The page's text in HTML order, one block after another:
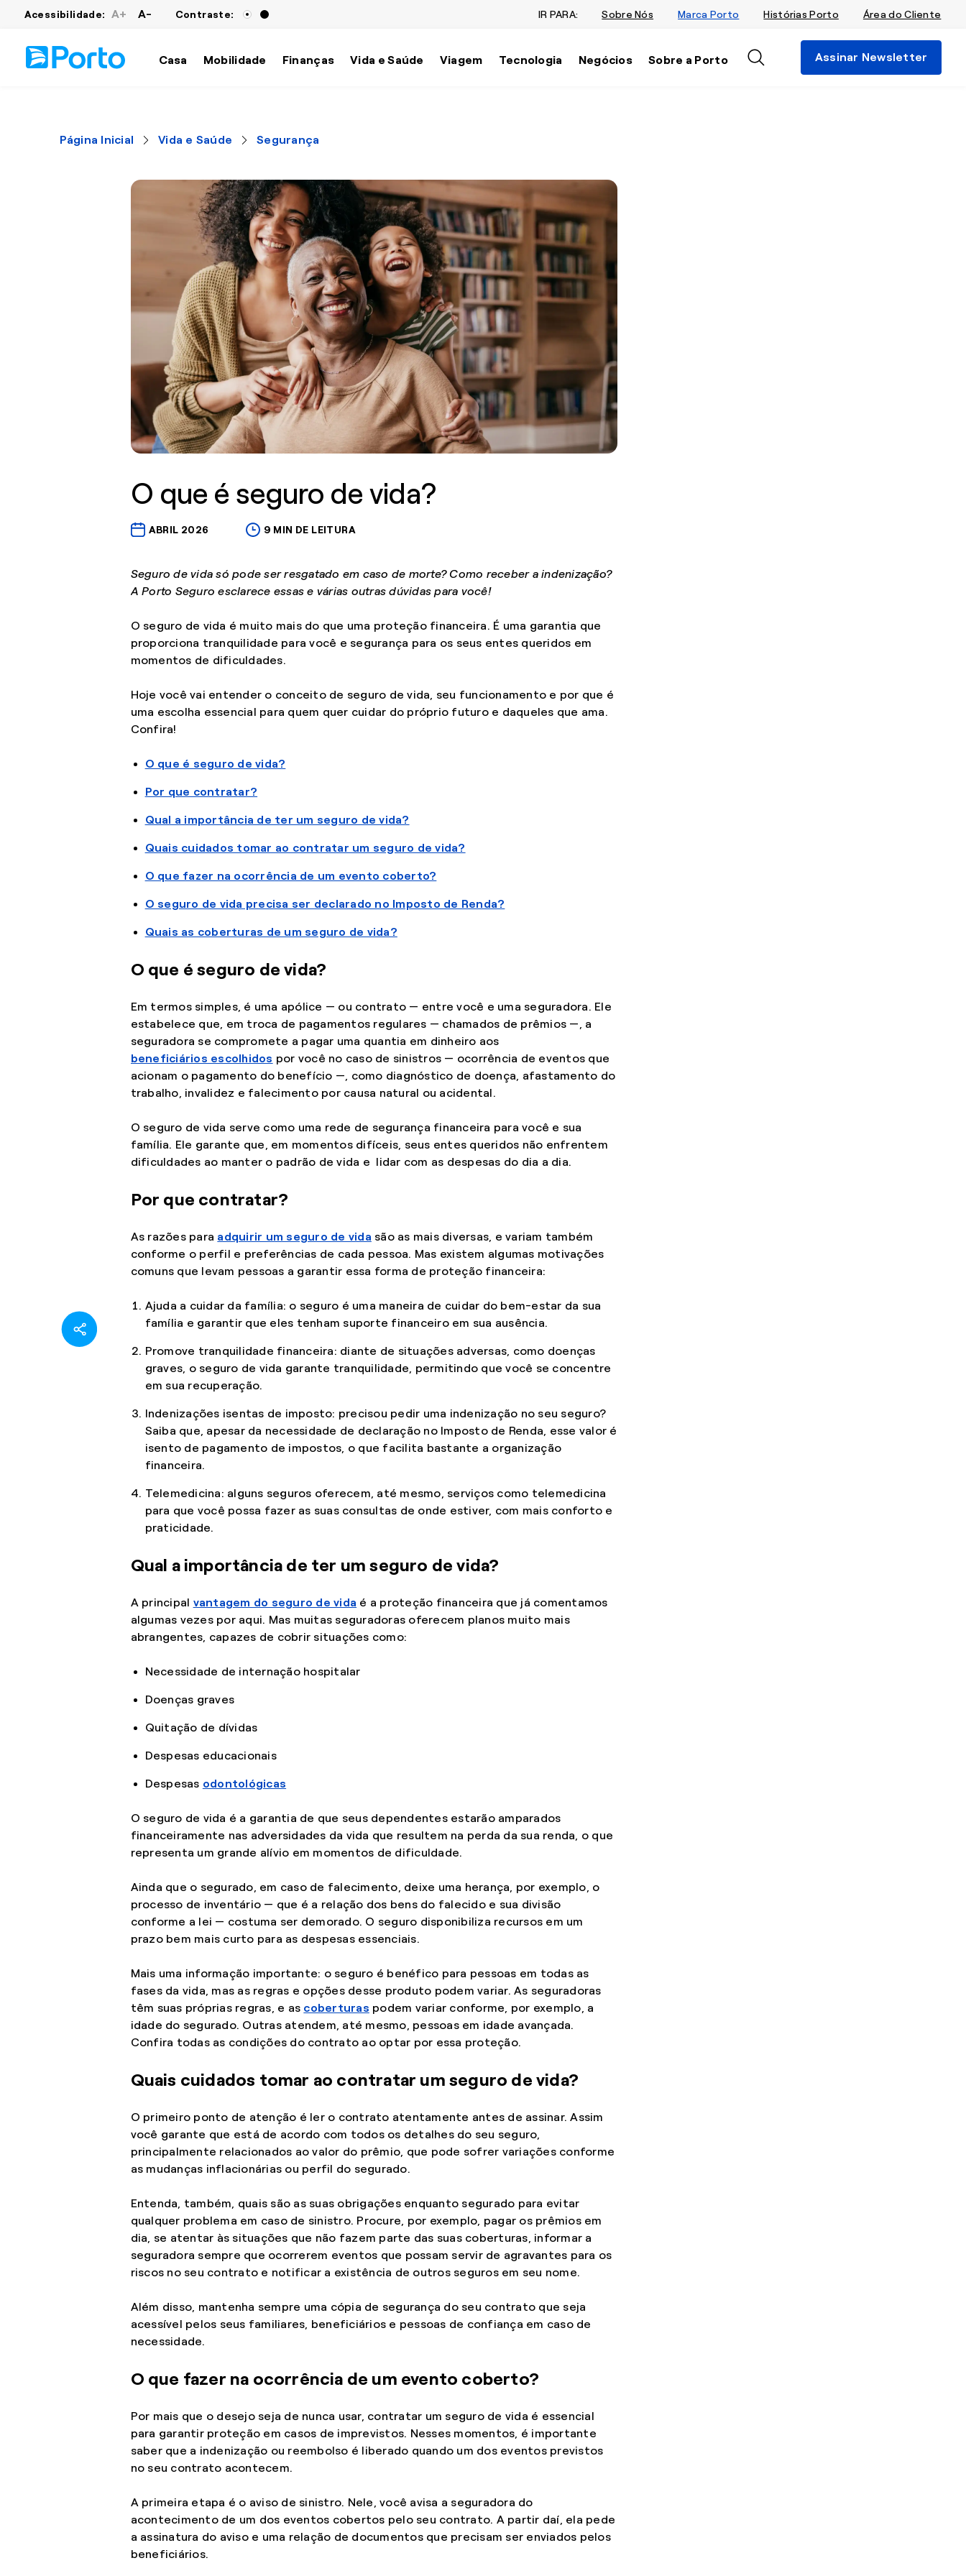
Acessibilidade: A+ A- Contraste: IR PARA: Sobre Nós Marca Porto Histórias Porto Área do Cliente
Casa Mobilidade Finanças Vida e Saúde Viagem Tecnologia Negócios Sobre a Porto Assinar Newsletter
Página Inicial Vida e Saúde Segurança
O que é seguro de vida?
ABRIL 2026 9 MIN DE LEITURA
Seguro de vida só pode ser resgatado em caso de morte? Como receber a indenização?
A Porto Seguro esclarece essas e várias outras dúvidas para você!
O seguro de vida é muito mais do que uma proteção financeira. É uma garantia que
proporciona tranquilidade para você e segurança para os seus entes queridos em
momentos de dificuldades.
Hoje você vai entender o conceito de seguro de vida, seu funcionamento e por que é
uma escolha essencial para quem quer cuidar do próprio futuro e daqueles que ama.
Confira!
O que é seguro de vida?
Por que contratar?
Qual a importância de ter um seguro de vida?
Quais cuidados tomar ao contratar um seguro de vida?
O que fazer na ocorrência de um evento coberto?
O seguro de vida precisa ser declarado no Imposto de Renda?
Quais as coberturas de um seguro de vida?
O que é seguro de vida?
Em termos simples, é uma apólice — ou contrato — entre você e uma seguradora. Ele
estabelece que, em troca de pagamentos regulares — chamados de prêmios —, a
seguradora se compromete a pagar uma quantia em dinheiro aos
beneficiários escolhidos por você no caso de sinistros — ocorrência de eventos que
acionam o pagamento do benefício —, como diagnóstico de doença, afastamento do
trabalho, invalidez e falecimento por causa natural ou acidental.
O seguro de vida serve como uma rede de segurança financeira para você e sua
família. Ele garante que, em momentos difíceis, seus entes queridos não enfrentem
dificuldades ao manter o padrão de vida e lidar com as despesas do dia a dia.
Por que contratar?
As razões para adquirir um seguro de vida são as mais diversas, e variam também
conforme o perfil e preferências de cada pessoa. Mas existem algumas motivações
comuns que levam pessoas a garantir essa forma de proteção financeira:
Ajuda a cuidar da família: o seguro é uma maneira de cuidar do bem-estar da sua
família e garantir que eles tenham suporte financeiro em sua ausência.
Promove tranquilidade financeira: diante de situações adversas, como doenças
graves, o seguro de vida garante tranquilidade, permitindo que você se concentre
em sua recuperação.
Indenizações isentas de imposto: precisou pedir uma indenização no seu seguro?
Saiba que, apesar da necessidade de declaração no Imposto de Renda, esse valor é
isento de pagamento de impostos, o que facilita bastante a organização
financeira.
Telemedicina: alguns seguros oferecem, até mesmo, serviços como telemedicina
para que você possa fazer as suas consultas de onde estiver, com mais conforto e
praticidade.
Qual a importância de ter um seguro de vida?
A principal vantagem do seguro de vida é a proteção financeira que já comentamos
algumas vezes por aqui. Mas muitas seguradoras oferecem planos muito mais
abrangentes, capazes de cobrir situações como:
Necessidade de internação hospitalar
Doenças graves
Quitação de dívidas
Despesas educacionais
Despesas odontológicas
O seguro de vida é a garantia de que seus dependentes estarão amparados
financeiramente nas adversidades da vida que resultem na perda da sua renda, o que
representa um grande alívio em momentos de dificuldade.
Ainda que o segurado, em caso de falecimento, deixe uma herança, por exemplo, o
processo de inventário — que é a relação dos bens do falecido e sua divisão
conforme a lei — costuma ser demorado. O seguro disponibiliza recursos em um
prazo bem mais curto para as despesas essenciais.
Mais uma informação importante: o seguro é benéfico para pessoas em todas as
fases da vida, mas as regras e opções desse produto podem variar. As seguradoras
têm suas próprias regras, e as coberturas podem variar conforme, por exemplo, a
idade do segurado. Outras atendem, até mesmo, pessoas em idade avançada.
Confira todas as condições do contrato ao optar por essa proteção.
Quais cuidados tomar ao contratar um seguro de vida?
O primeiro ponto de atenção é ler o contrato atentamente antes de assinar. Assim
você garante que está de acordo com todos os detalhes do seu seguro,
principalmente relacionados ao valor do prêmio, que pode sofrer variações conforme
as mudanças inflacionárias ou perfil do segurado.
Entenda, também, quais são as suas obrigações enquanto segurado para evitar
qualquer problema em caso de sinistro. Procure, por exemplo, pagar os prêmios em
dia, se atentar às situações que não fazem parte das suas coberturas, informar a
seguradora sempre que ocorrerem eventos que possam servir de agravantes para os
riscos no seu contrato e notificar a existência de outros seguros em seu nome.
Além disso, mantenha sempre uma cópia de segurança do seu contrato que seja
acessível pelos seus familiares, beneficiários e pessoas de confiança em caso de
necessidade.
O que fazer na ocorrência de um evento coberto?
Por mais que o desejo seja de nunca usar, contratar um seguro de vida é essencial
para garantir proteção em casos de imprevistos. Nesses momentos, é importante
saber que a indenização ou reembolso é liberado quando um dos eventos previstos
no seu contrato acontecem.
A primeira etapa é o aviso de sinistro. Nele, você avisa a seguradora do
acontecimento de um dos eventos cobertos pelo seu contrato. A partir daí, ela pede
a assinatura do aviso e uma relação de documentos que precisam ser enviados pelos
beneficiários.